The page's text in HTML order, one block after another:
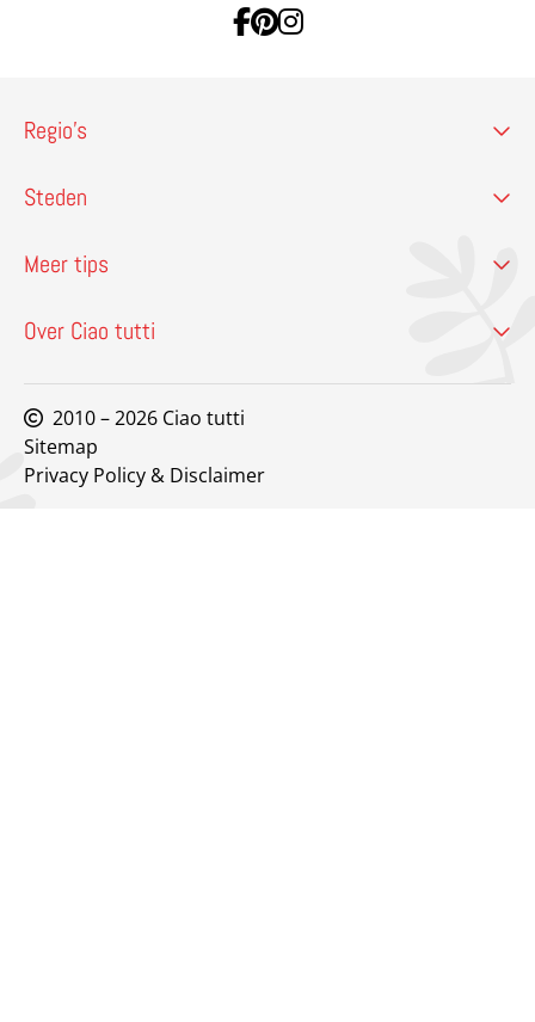
Ga naar Facebook
Ga naar Pinterest
Ga naar Instagram
Regio’s
Steden
Meer tips
Over Ciao tutti
2010 – 2026 Ciao tutti
Sitemap
Privacy Policy & Disclaimer